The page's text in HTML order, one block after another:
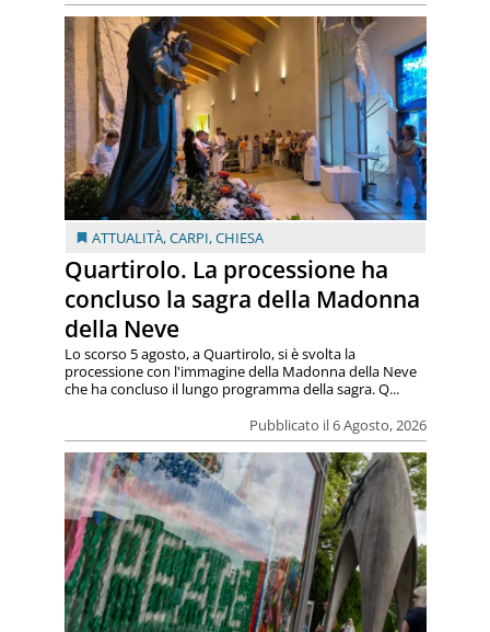
ATTUALITÀ,CARPI,CHIESA
Quartirolo. La processione ha
concluso la sagra della Madonna
della Neve
Pubblicato il 6 Agosto, 2026
Lo scorso 5 agosto, a Quartirolo, si è svolta la
processione con l'immagine della Madonna della Neve
che ha concluso il lungo programma della sagra. Q...